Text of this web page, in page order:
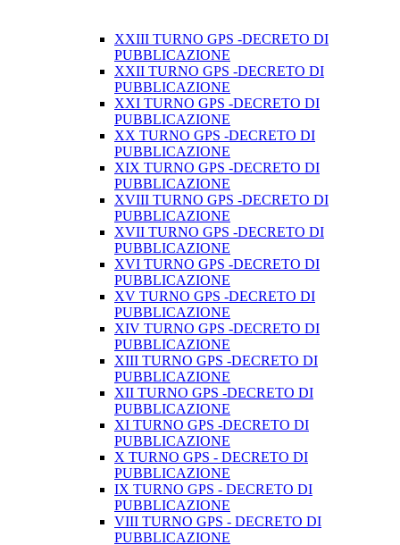
XXIII TURNO GPS -DECRETO DI
PUBBLICAZIONE
XXII TURNO GPS -DECRETO DI
PUBBLICAZIONE
XXI TURNO GPS -DECRETO DI
PUBBLICAZIONE
XX TURNO GPS -DECRETO DI
PUBBLICAZIONE
XIX TURNO GPS -DECRETO DI
PUBBLICAZIONE
XVIII TURNO GPS -DECRETO DI
PUBBLICAZIONE
XVII TURNO GPS -DECRETO DI
PUBBLICAZIONE
XVI TURNO GPS -DECRETO DI
PUBBLICAZIONE
XV TURNO GPS -DECRETO DI
PUBBLICAZIONE
XIV TURNO GPS -DECRETO DI
PUBBLICAZIONE
XIII TURNO GPS -DECRETO DI
PUBBLICAZIONE
XII TURNO GPS -DECRETO DI
PUBBLICAZIONE
XI TURNO GPS -DECRETO DI
PUBBLICAZIONE
X TURNO GPS - DECRETO DI
PUBBLICAZIONE
IX TURNO GPS - DECRETO DI
PUBBLICAZIONE
VIII TURNO GPS - DECRETO DI
PUBBLICAZIONE